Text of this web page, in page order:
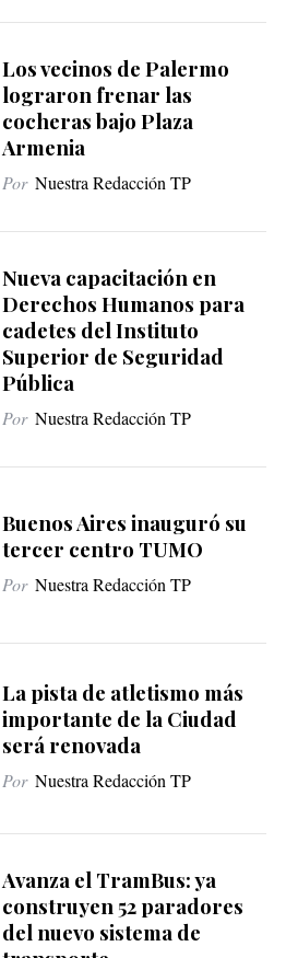
Los vecinos de Palermo
lograron frenar las
cocheras bajo Plaza
Armenia
Por Nuestra Redacción TP
Nueva capacitación en
Derechos Humanos para
cadetes del Instituto
Superior de Seguridad
Pública
Por Nuestra Redacción TP
Buenos Aires inauguró su
tercer centro TUMO
Por Nuestra Redacción TP
La pista de atletismo más
importante de la Ciudad
será renovada
Por Nuestra Redacción TP
Avanza el TramBus: ya
construyen 52 paradores
del nuevo sistema de